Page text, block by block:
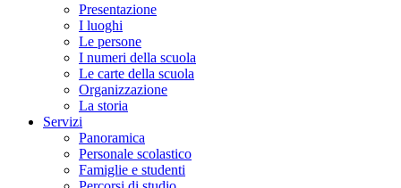
Presentazione
I luoghi
Le persone
I numeri della scuola
Le carte della scuola
Organizzazione
La storia
Servizi
Panoramica
Personale scolastico
Famiglie e studenti